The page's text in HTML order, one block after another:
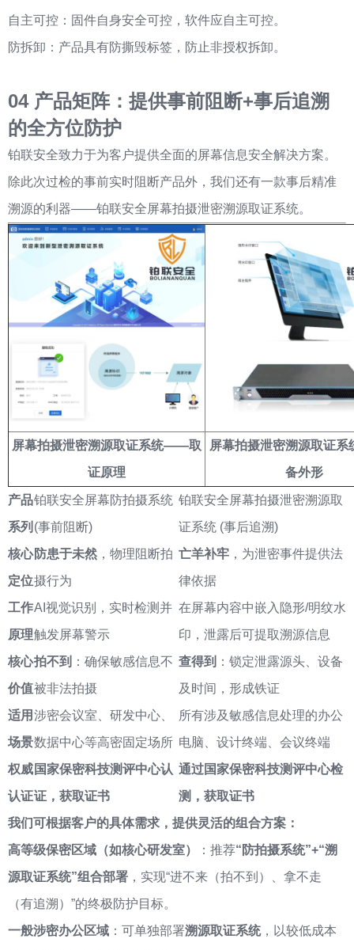
自主可控：固件自身安全可控，软件应自主可控。
防拆卸：产品具有防撕毁标签，防止非授权拆卸。
04 产品矩阵：提供事前阻断+事后追溯
的全方位防护
铂联安全致力于为客户提供全面的屏幕信息安全解决方案。
除此次过检的事前实时阻断产品外，我们还有一款事后精准
溯源的利器——铂联安全屏幕拍摄泄密溯源取证系统。
屏幕拍摄泄密溯源取证系统——取
证原理
屏幕拍摄泄密溯源取证
备外形
产品
系列
铂联安全屏幕防拍摄系统
(事前阻断)
铂联安全屏幕拍摄泄密溯源取
证系统 (事后追溯)
核心
定位
防患于未然 ，物理阻断拍
摄行为
亡羊补牢 ，为泄密事件提供法
律依据
工作
原理
AI视觉识别，实时检测并
触发屏幕警示
在屏幕内容中嵌入隐形/明纹水
印，泄露后可提取溯源信息
核心
价值
拍不到 ：确保敏感信息不
被非法拍摄
查得到 ：锁定泄露源头、设备
及时间，形成铁证
适用
场景
涉密会议室、研发中心、
数据中心等高密固定场所
所有涉及敏感信息处理的办公
电脑、设计终端、会议终端
权威
认证
国家保密科技测评中心认
证，获取证书
通过国家保密科技测评中心检
测，获取证书
我们可根据客户的具体需求，提供灵活的组合方案：
高等级保密区域（如核心研发室）
：推荐“防拍摄系统”+“溯
源取证系统”组合部署 ，实现“进不来（拍不到）、拿不走
（有追溯）”的终极防护目标。
一般涉密办公区域 ：可单独部署溯源取证系统，以较低成本